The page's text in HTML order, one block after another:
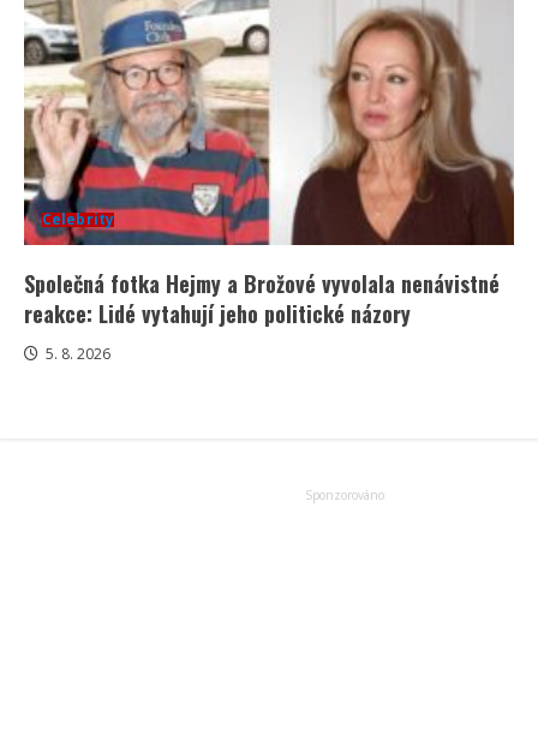
Celebrity
Společná fotka Hejmy a Brožové vyvolala nenávistné
reakce: Lidé vytahují jeho politické názory
5. 8. 2026